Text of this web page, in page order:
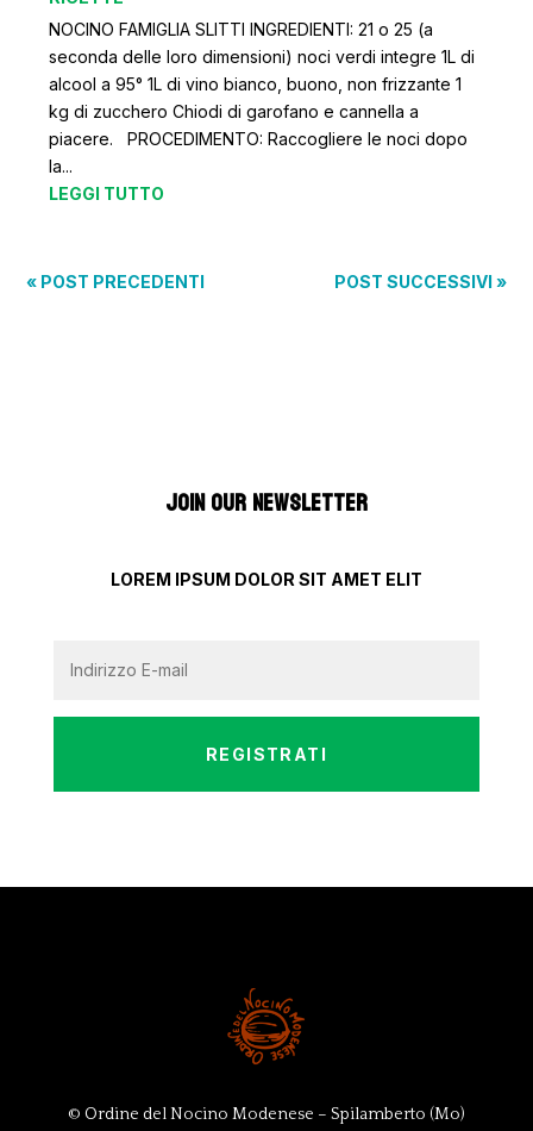
NOCINO FAMIGLIA SLITTI INGREDIENTI: 21 o 25 (a
seconda delle loro dimensioni) noci verdi integre 1L di
alcool a 95° 1L di vino bianco, buono, non frizzante 1
kg di zucchero Chiodi di garofano e cannella a
piacere. PROCEDIMENTO: Raccogliere le noci dopo
la...
LEGGI TUTTO
« POST PRECEDENTI POST SUCCESSIVI »
JOIN OUR NEWSLETTER
LOREM IPSUM DOLOR SIT AMET ELIT
REGISTRATI
© Ordine del Nocino Modenese – Spilamberto (Mo)